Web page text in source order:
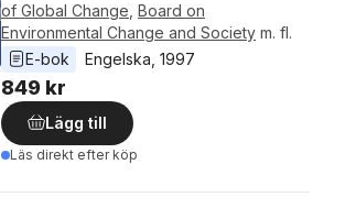
of Global Change Board on
Environmental Change and Society m. fl.
E-bok
Engelska 1997
849 kr
Lägg till
Läs direkt efter köp